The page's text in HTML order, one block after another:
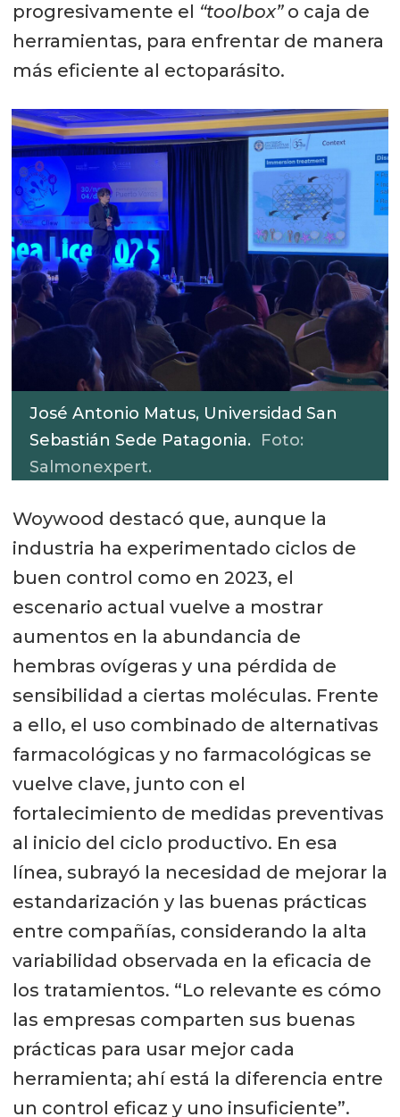
progresivamente el “toolbox”o caja de
herramientas, para enfrentar de manera
más eficiente al ectoparásito.
José Antonio Matus, Universidad San
Sebastián Sede Patagonia. Foto:
Salmonexpert.
Woywood destacó que, aunque la
industria ha experimentado ciclos de
buen control como en 2023, el
escenario actual vuelve a mostrar
aumentos en la abundancia de
hembras ovígeras y una pérdida de
sensibilidad a ciertas moléculas. Frente
a ello, el uso combinado de alternativas
farmacológicas y no farmacológicas se
vuelve clave, junto con el
fortalecimiento de medidas preventivas
al inicio del ciclo productivo. En esa
línea, subrayó la necesidad de mejorar la
estandarización y las buenas prácticas
entre compañías, considerando la alta
variabilidad observada en la eficacia de
los tratamientos. “Lo relevante es cómo
las empresas comparten sus buenas
prácticas para usar mejor cada
herramienta; ahí está la diferencia entre
un control eficaz y uno insuficiente”.